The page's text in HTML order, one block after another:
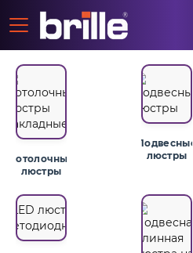
Потолочные
люстры
Подвесные
люстры